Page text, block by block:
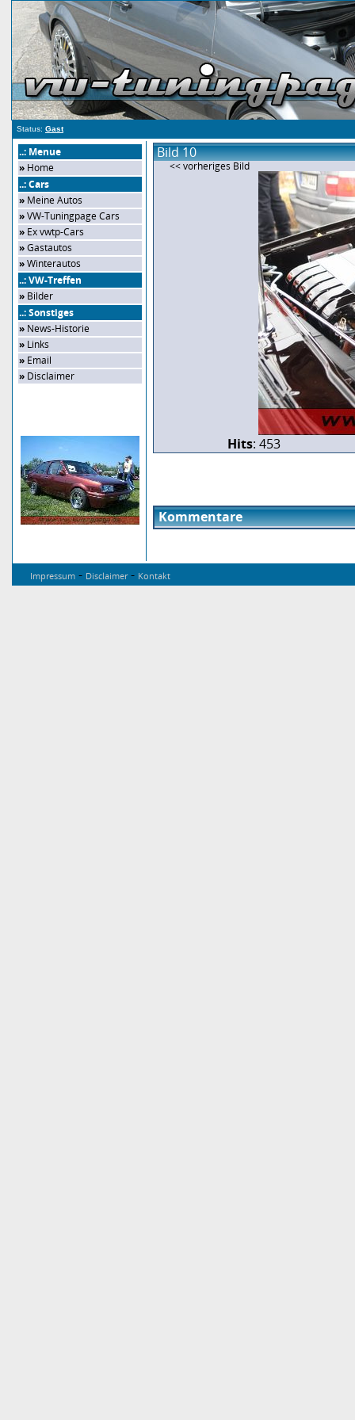
Status: Gast
..: Menue
» Home
..: Cars
» Meine Autos
»VW-Tuningpage Cars
» Ex vwtp-Cars
»Gastautos
»Winterautos
..: VW-Treffen
» Bilder
..: Sonstiges
» News-Historie
» Links
» Email
» Disclaimer
Bild 10
<< vorheriges Bild
Hits: 453
Kommentare
Impressum - Disclaimer- Kontakt